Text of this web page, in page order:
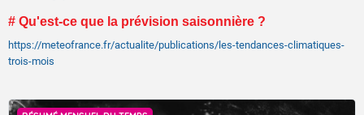
# Qu'est-ce que la prévision saisonnière ?
https://meteofrance.fr/actualite/publications/les-tendances-climatiques-
trois-mois